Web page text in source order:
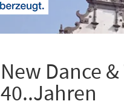
New Dance
40..Jahren